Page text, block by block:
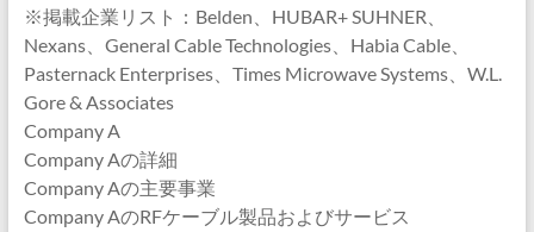
※掲載企業リスト：Belden、HUBAR+ SUHNER、
Nexans、General Cable Technologies、Habia Cable、
Pasternack Enterprises、Times Microwave Systems、W.L.
Gore & Associates
Company A
Company Aの詳細
Company Aの主要事業
Company AのRFケーブル製品およびサービス